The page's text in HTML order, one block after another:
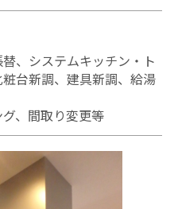
、システムキッチン・ト
台新調、建具新調、給湯
、間取り変更等